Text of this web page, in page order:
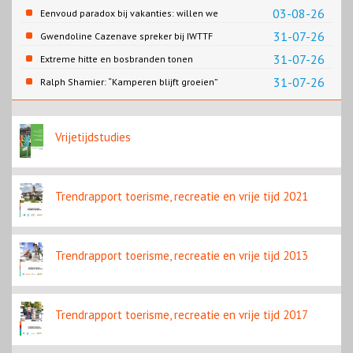
slaapplaatsen
03-08-26
Eenvoud paradox bij vakanties: willen we
eenvoud of toch goed verzorgd?
31-07-26
Gwendoline Cazenave spreker bij IWTTF
congres in Utrecht
31-07-26
Extreme hitte en bosbranden tonen
noodzaak snellere verduurzaming
reisbranche
31-07-26
Ralph Shamier: “Kamperen blijft groeien”
Vrijetijdstudies
Trendrapport toerisme, recreatie en vrije tijd 2021
Trendrapport toerisme, recreatie en vrije tijd 2013
Trendrapport toerisme, recreatie en vrije tijd 2017